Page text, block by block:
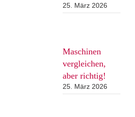
25. März 2026
Maschinen
vergleichen,
aber richtig!
25. März 2026